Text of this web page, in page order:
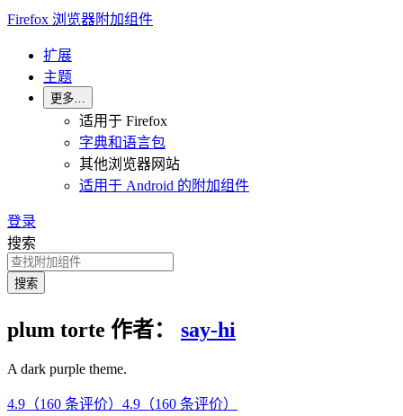
Firefox 浏览器附加组件
扩展
主题
更多…
适用于 Firefox
字典和语言包
其他浏览器网站
适用于 Android 的附加组件
登录
搜索
搜索
plum torte 作者： say-hi
A dark purple theme.
4.9（160 条评价） 4.9（160 条评价）